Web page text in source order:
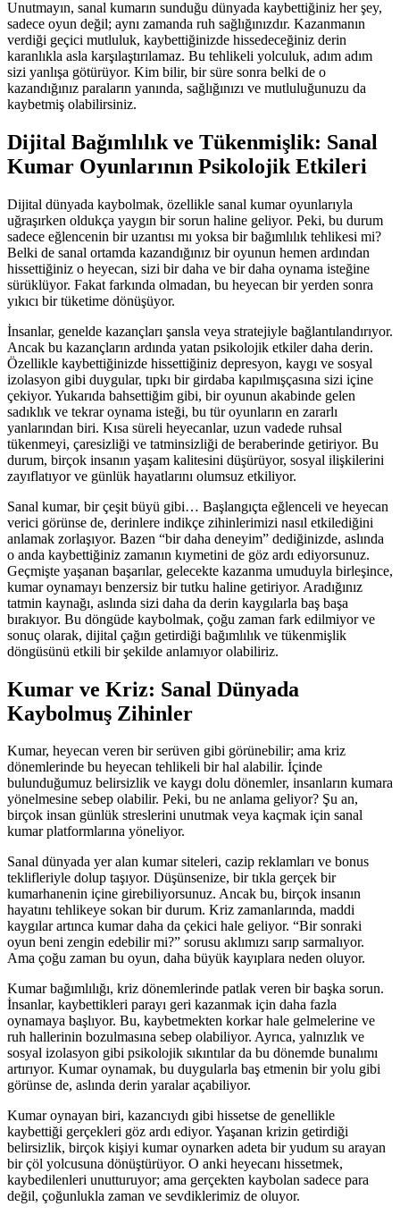
Unutmayın, sanal kumarın sunduğu dünyada kaybettiğiniz her şey,
sadece oyun değil; aynı zamanda ruh sağlığınızdır. Kazanmanın
verdiği geçici mutluluk, kaybettiğinizde hissedeceğiniz derin
karanlıkla asla karşılaştırılamaz. Bu tehlikeli yolculuk, adım adım
sizi yanlışa götürüyor. Kim bilir, bir süre sonra belki de o
kazandığınız paraların yanında, sağlığınızı ve mutluluğunuzu da
kaybetmiş olabilirsiniz.
Dijital Bağımlılık ve Tükenmişlik: Sanal
Kumar Oyunlarının Psikolojik Etkileri
Dijital dünyada kaybolmak, özellikle sanal kumar oyunlarıyla
uğraşırken oldukça yaygın bir sorun haline geliyor. Peki, bu durum
sadece eğlencenin bir uzantısı mı yoksa bir bağımlılık tehlikesi mi?
Belki de sanal ortamda kazandığınız bir oyunun hemen ardından
hissettiğiniz o heyecan, sizi bir daha ve bir daha oynama isteğine
sürüklüyor. Fakat farkında olmadan, bu heyecan bir yerden sonra
yıkıcı bir tüketime dönüşüyor.
İnsanlar, genelde kazançları şansla veya stratejiyle bağlantılandırıyor.
Ancak bu kazançların ardında yatan psikolojik etkiler daha derin.
Özellikle kaybettiğinizde hissettiğiniz depresyon, kaygı ve sosyal
izolasyon gibi duygular, tıpkı bir girdaba kapılmışçasına sizi içine
çekiyor. Yukarıda bahsettiğim gibi, bir oyunun akabinde gelen
sadıklık ve tekrar oynama isteği, bu tür oyunların en zararlı
yanlarından biri. Kısa süreli heyecanlar, uzun vadede ruhsal
tükenmeyi, çaresizliği ve tatminsizliği de beraberinde getiriyor. Bu
durum, birçok insanın yaşam kalitesini düşürüyor, sosyal ilişkilerini
zayıflatıyor ve günlük hayatlarını olumsuz etkiliyor.
Sanal kumar, bir çeşit büyü gibi… Başlangıçta eğlenceli ve heyecan
verici görünse de, derinlere indikçe zihinlerimizi nasıl etkilediğini
anlamak zorlaşıyor. Bazen “bir daha deneyim” dediğinizde, aslında
o anda kaybettiğiniz zamanın kıymetini de göz ardı ediyorsunuz.
Geçmişte yaşanan başarılar, gelecekte kazanma umuduyla birleşince,
kumar oynamayı benzersiz bir tutku haline getiriyor. Aradığınız
tatmin kaynağı, aslında sizi daha da derin kaygılarla baş başa
bırakıyor. Bu döngüde kaybolmak, çoğu zaman fark edilmiyor ve
sonuç olarak, dijital çağın getirdiği bağımlılık ve tükenmişlik
döngüsünü etkili bir şekilde anlamıyor olabiliriz.
Kumar ve Kriz: Sanal Dünyada
Kaybolmuş Zihinler
Kumar, heyecan veren bir serüven gibi görünebilir; ama kriz
dönemlerinde bu heyecan tehlikeli bir hal alabilir. İçinde
bulunduğumuz belirsizlik ve kaygı dolu dönemler, insanların kumara
yönelmesine sebep olabilir. Peki, bu ne anlama geliyor? Şu an,
birçok insan günlük streslerini unutmak veya kaçmak için sanal
kumar platformlarına yöneliyor.
Sanal dünyada yer alan kumar siteleri, cazip reklamları ve bonus
teklifleriyle dolup taşıyor. Düşünsenize, bir tıkla gerçek bir
kumarhanenin içine girebiliyorsunuz. Ancak bu, birçok insanın
hayatını tehlikeye sokan bir durum. Kriz zamanlarında, maddi
kaygılar artınca kumar daha da çekici hale geliyor. “Bir sonraki
oyun beni zengin edebilir mi?” sorusu aklımızı sarıp sarmalıyor.
Ama çoğu zaman bu oyun, daha büyük kayıplara neden oluyor.
Kumar bağımlılığı, kriz dönemlerinde patlak veren bir başka sorun.
İnsanlar, kaybettikleri parayı geri kazanmak için daha fazla
oynamaya başlıyor. Bu, kaybetmekten korkar hale gelmelerine ve
ruh hallerinin bozulmasına sebep olabiliyor. Ayrıca, yalnızlık ve
sosyal izolasyon gibi psikolojik sıkıntılar da bu dönemde bunalımı
artırıyor. Kumar oynamak, bu duygularla baş etmenin bir yolu gibi
görünse de, aslında derin yaralar açabiliyor.
Kumar oynayan biri, kazancıydı gibi hissetse de genellikle
kaybettiği gerçekleri göz ardı ediyor. Yaşanan krizin getirdiği
belirsizlik, birçok kişiyi kumar oynarken adeta bir yudum su arayan
bir çöl yolcusuna dönüştürüyor. O anki heyecanı hissetmek,
kaybedilenleri unutturuyor; ama gerçekten kaybolan sadece para
değil, çoğunlukla zaman ve sevdiklerimiz de oluyor.